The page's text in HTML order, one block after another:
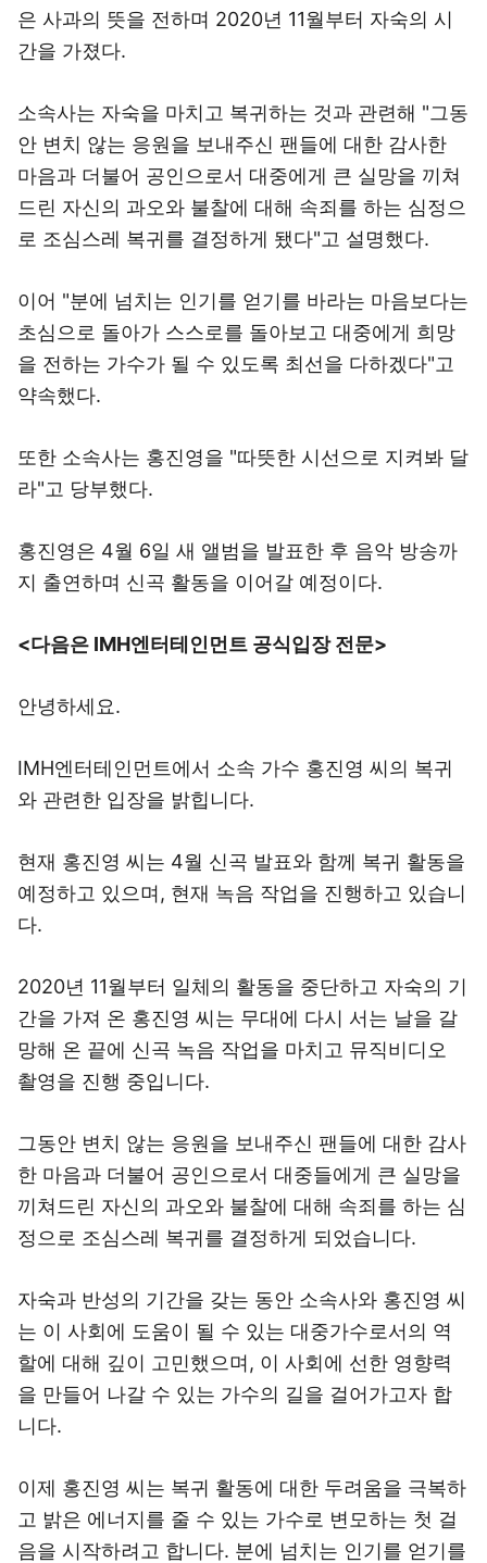
은 사과의 뜻을 전하며 2020년 11월부터 자숙의 시
간을 가졌다.
소속사는 자숙을 마치고 복귀하는 것과 관련해 "그동
안 변치 않는 응원을 보내주신 팬들에 대한 감사한
마음과 더불어 공인으로서 대중에게 큰 실망을 끼쳐
드린 자신의 과오와 불찰에 대해 속죄를 하는 심정으
로 조심스레 복귀를 결정하게 됐다"고 설명했다.
이어 "분에 넘치는 인기를 얻기를 바라는 마음보다는
초심으로 돌아가 스스로를 돌아보고 대중에게 희망
을 전하는 가수가 될 수 있도록 최선을 다하겠다"고
약속했다.
또한 소속사는 홍진영을 "따뜻한 시선으로 지켜봐 달
라"고 당부했다.
홍진영은 4월 6일 새 앨범을 발표한 후 음악 방송까
지 출연하며 신곡 활동을 이어갈 예정이다.
<다음은 IMH엔터테인먼트 공식입장 전문>
안녕하세요.
IMH엔터테인먼트에서 소속 가수 홍진영 씨의 복귀
와 관련한 입장을 밝힙니다.
현재 홍진영 씨는 4월 신곡 발표와 함께 복귀 활동을
예정하고 있으며, 현재 녹음 작업을 진행하고 있습니
다.
2020년 11월부터 일체의 활동을 중단하고 자숙의 기
간을 가져 온 홍진영 씨는 무대에 다시 서는 날을 갈
망해 온 끝에 신곡 녹음 작업을 마치고 뮤직비디오
촬영을 진행 중입니다.
그동안 변치 않는 응원을 보내주신 팬들에 대한 감사
한 마음과 더불어 공인으로서 대중들에게 큰 실망을
끼쳐드린 자신의 과오와 불찰에 대해 속죄를 하는 심
정으로 조심스레 복귀를 결정하게 되었습니다.
자숙과 반성의 기간을 갖는 동안 소속사와 홍진영 씨
는 이 사회에 도움이 될 수 있는 대중가수로서의 역
할에 대해 깊이 고민했으며, 이 사회에 선한 영향력
을 만들어 나갈 수 있는 가수의 길을 걸어가고자 합
니다.
이제 홍진영 씨는 복귀 활동에 대한 두려움을 극복하
고 밝은 에너지를 줄 수 있는 가수로 변모하는 첫 걸
음을 시작하려고 합니다. 분에 넘치는 인기를 얻기를